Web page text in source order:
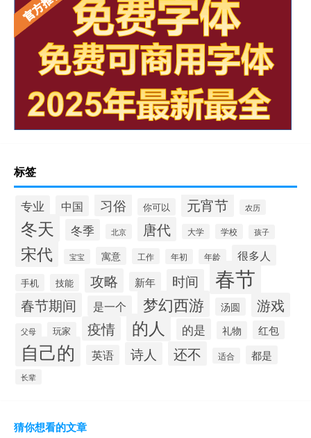
标签
专业 中国 习俗 你可以 元宵节 农历
冬天 冬季 北京 唐代 大学 学校 孩子
宋代 宝宝 寓意 工作 年初 年龄 很多人
手机 技能 攻略 新年 时间 春节
春节期间 是一个 梦幻西游 汤圆 游戏
父母 玩家 疫情 的人 的是 礼物 红包
自己的 英语 诗人 还不 适合 都是
长辈
猜你想看的文章